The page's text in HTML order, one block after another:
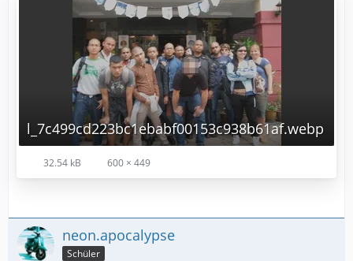
l_7c499cd223bc1ebabf00153c938b61af.webp
32.54 kB 600 × 449
neon.apocalypse
Schüler